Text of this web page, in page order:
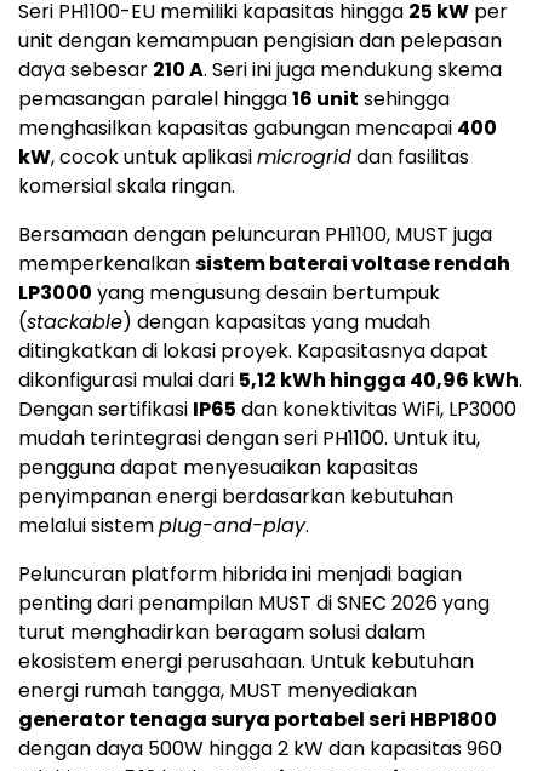
Seri PH1100-EU memiliki kapasitas hingga 25 kW per
unit dengan kemampuan pengisian dan pelepasan
daya sebesar 210 A. Seri ini juga mendukung skema
pemasangan paralel hingga16 unit sehingga
menghasilkan kapasitas gabungan mencapai 400
kW, cocok untuk aplikasimicrogriddan fasilitas
komersial skala ringan.
Bersamaan dengan peluncuran PH1100, MUST juga
memperkenalkansistem baterai voltase rendah
LP3000 yang mengusung desain bertumpuk
(stackable) dengan kapasitas yang mudah
ditingkatkan di lokasi proyek. Kapasitasnya dapat
dikonfigurasi mulai dari 5,12 kWh hingga 40,96 kWh.
Dengan sertifikasi IP65 dan konektivitas WiFi, LP3000
mudah terintegrasi dengan seri PH1100. Untuk itu,
pengguna dapat menyesuaikan kapasitas
penyimpanan energi berdasarkan kebutuhan
melalui sistemplug-and-play.
Peluncuran platform hibrida ini menjadi bagian
penting dari penampilan MUST di SNEC 2026 yang
turut menghadirkan beragam solusi dalam
ekosistem energi perusahaan. Untuk kebutuhan
energi rumah tangga, MUST menyediakan
generator tenaga surya portabel seri HBP1800
dengan daya 500W hingga 2 kW dan kapasitas 960